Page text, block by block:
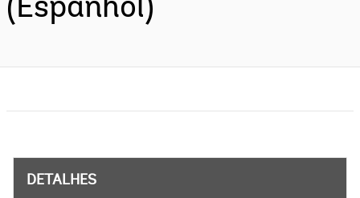
(Espanhol)
DETALHES